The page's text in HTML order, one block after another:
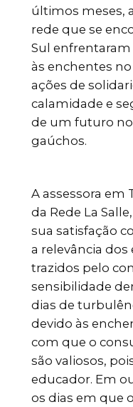
últimos meses,
rede que se
Sul enfrentaram
às enchentes
ações de
calamidade e
de um futuro
gaúchos.
A assessora em
da Rede La
sua satisfação
a relevância
trazidos pelo
sensibilidade
dias de
devido às
com que o
são valiosos,
educador. Em
os dias em que